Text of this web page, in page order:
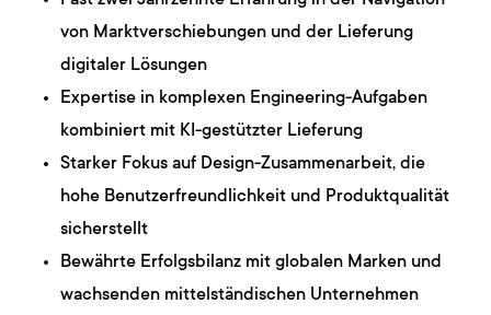
von Marktverschiebungen und der Lieferung
digitaler Lösungen
Expertise in komplexen Engineering-Aufgaben
kombiniert mit KI-gestützter Lieferung
Starker Fokus auf Design-Zusammenarbeit, die
hohe Benutzerfreundlichkeit und Produktqualität
sicherstellt
Bewährte Erfolgsbilanz mit globalen Marken und
wachsenden mittelständischen Unternehmen